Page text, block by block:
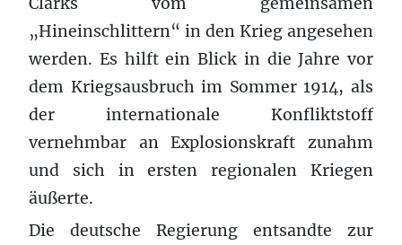
„Hineinschlittern“ in den Krieg angesehen
werden. Es hilft ein Blick in die Jahre vor
dem Kriegsausbruch im Sommer 1914, als
der internationale Konfliktstoff
vernehmbar an Explosionskraft zunahm
und sich in ersten regionalen Kriegen
äußerte.
Die deutsche Regierung entsandte zur